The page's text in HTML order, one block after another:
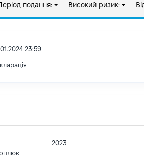
подання: Високий ризик:
23:59
2023